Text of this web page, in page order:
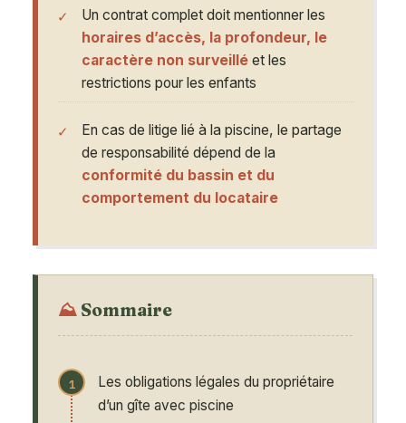
Un contrat complet doit mentionner les
horaires d’accès, la profondeur, le
caractère non surveillé et les
restrictions pour les enfants
En cas de litige lié à la piscine, le partage
de responsabilité dépend de la
conformité du bassin et du
comportement du locataire
Sommaire
Les obligations légales du propriétaire
d’un gîte avec piscine